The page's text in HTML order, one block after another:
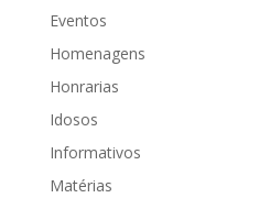
Eventos
Homenagens
Honrarias
Idosos
Informativos
Matérias